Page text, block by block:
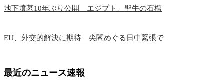
地下墳墓10年ぶり公開 エジプト、聖牛の石棺
EU、外交的解決に期待 尖閣めぐる日中緊張で
最近のニュース速報